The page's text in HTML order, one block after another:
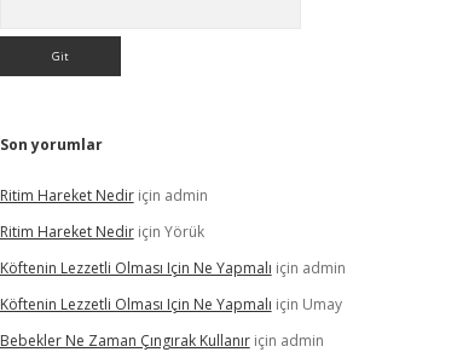
Son yorumlar
Ritim Hareket Nediriçin admin
Ritim Hareket Nediriçin Yörük
Köftenin Lezzetli Olması Için Ne Yapmalı için admin
Köftenin Lezzetli Olması Için Ne Yapmalı için Umay
Bebekler Ne Zaman Çıngırak Kullanıriçin admin